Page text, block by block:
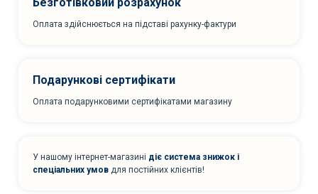
Оплата здійснюється на підставі рахунку-фактури
Подарункові сертифікати
Оплата подарунковими сертифікатами магазину
У нашому інтернет-магазині діє система знижок і
спеціальних умов для постійних клієнтів!